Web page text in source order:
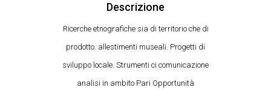
Descrizione
Ricerche etnografiche sia di territorio che di
prodotto. allestimenti museali. Progetti di
sviluppo locale. Strumenti ci comunicazione
analisi in ambito Pari Opportunità